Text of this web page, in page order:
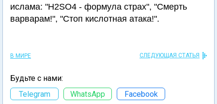
ислама: "H2SO4 - формула страх", "Смерть
варварам!", "Стоп кислотная атака!".
В МИРЕ СЛЕДУЮЩАЯ СТАТЬЯ
Будьте с нами:
Telegram
WhatsApp Facebook